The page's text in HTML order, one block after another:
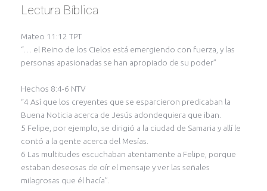
Lectura Bíblica
Mateo 11:12 TPT
“… el Reino de los Cielos está emergiendo con fuerza, y las
personas apasionadas se han apropiado de su poder”
Hechos 8:4-6 NTV
“4 Así que los creyentes que se esparcieron predicaban la
Buena Noticia acerca de Jesús adondequiera que iban.
5 Felipe, por ejemplo, se dirigió a la ciudad de Samaria y allí le
contó a la gente acerca del Mesías.
6 Las multitudes escuchaban atentamente a Felipe, porque
estaban deseosas de oír el mensaje y ver las señales
milagrosas que él hacía”.